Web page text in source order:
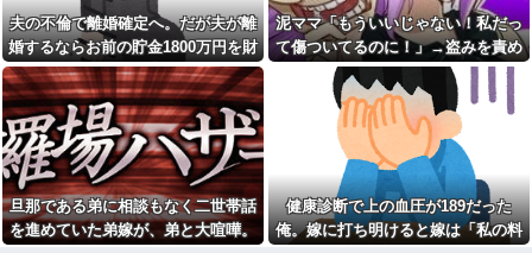
コレ、誰にも分からない模様w w
w w w w w w
【画像】俺たちの姫本田望
結、久しぶりに画像を投稿した
結果→やっぱりワイらの姫だっ
たw w w w w w w w w w
【画像】ワイの会社の女さ
ん、『コレ』を強調し過ぎて完
全にあたしこ枠を狙ってるんだ
がw w w w w w w w w w w w
【悲報】 マイナ保険証のクソ
ぶり、バレるｗｗｗｗｗｗｗｗ
ｗ
【困惑】嫁の誕生日にサプラ
イズしたら「苦行だった」と言
われたんだが…その理由が納得
いかないｗｗｗｗ
こども園から孫が怪我した迎
えにと連絡あり。石をどかして
ミミズ集め足の上に石を落とし
たそうな
Ａちゃんママは遊園地や水族
館が大嫌い。夏休みのお出かけ
先はおばあちゃんちだけ。私の
母「可哀想。孫ちゃんと一緒に
ＴＤＬに連れて行ってあげた
い」→Ａママに烈火の如くキレ
夫の不倫で離婚確定へ。だが夫が離
婚するならお前の貯金1800万円を財
産分与しろ」と言い出した
泥ママ「もういいじゃない！私だっ
て傷ついてるのに！」→盗みを責め
られた泥ママがまさかの被害者アピ
ール。その言い分に周囲から笑いが
漏れてしまい…
旦那である弟に相談もなく二世帯話
を進めていた弟嫁が、弟と大喧嘩。
健康診断で上の血圧が189だった
俺。嫁に打ち明けると嫁は「私の料